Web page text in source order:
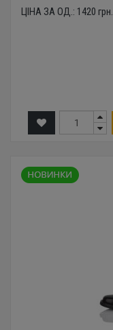
ЦІНА ЗА ОД.: 1420 грн.